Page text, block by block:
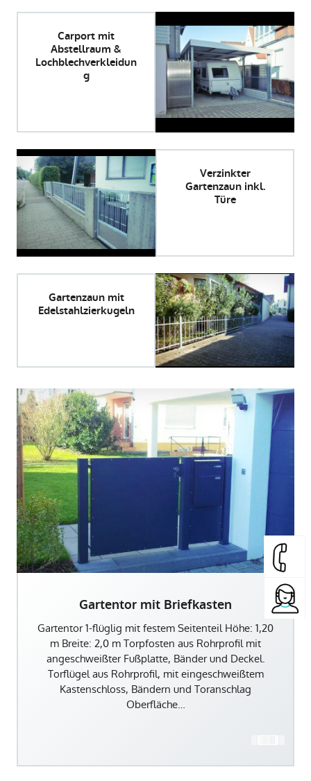
Carport mit
Abstellraum &
Lochblechverkleidun
g
Verzinkter
Gartenzaun inkl.
Türe
Gartenzaun mit
Edelstahlzierkugeln
Gartentor mit Briefkasten
Gartentor 1-flüglig mit festem Seitenteil Höhe: 1,20
m Breite: 2,0 m Torpfosten aus Rohrprofil mit
angeschweißter Fußplatte, Bänder und Deckel.
Torflügel aus Rohrprofil, mit eingeschweißtem
Kastenschloss, Bändern und Toranschlag
Oberfläche…